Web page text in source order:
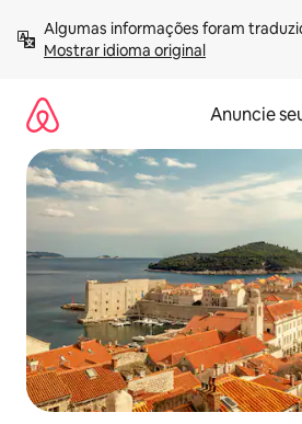
para
Mostrar idioma original
Anuncie